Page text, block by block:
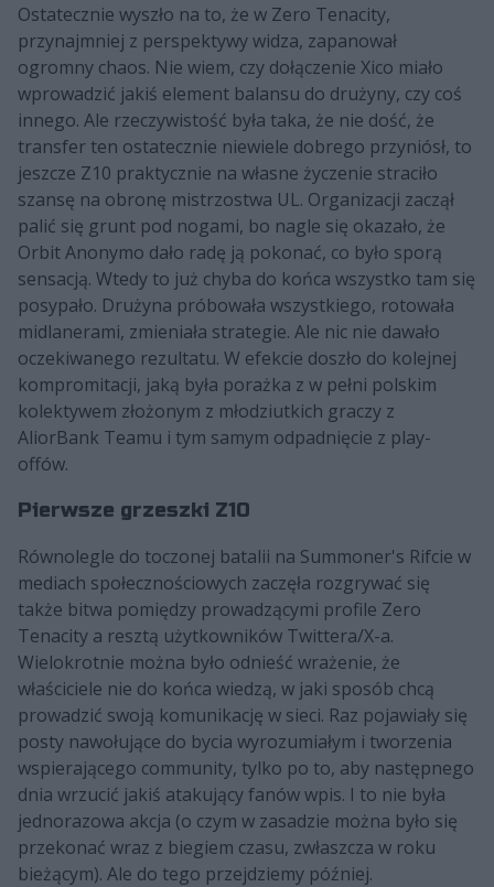
Ostatecznie wyszło na to, że w Zero Tenacity,
przynajmniej z perspektywy widza, zapanował
ogromny chaos. Nie wiem, czy dołączenie Xico miało
wprowadzić jakiś element balansu do drużyny, czy coś
innego. Ale rzeczywistość była taka, że nie dość, że
transfer ten ostatecznie niewiele dobrego przyniósł, to
jeszcze Z10 praktycznie na własne życzenie straciło
szansę na obronę mistrzostwa UL. Organizacji zaczął
palić się grunt pod nogami, bo nagle się okazało, że
Orbit Anonymo dało radę ją pokonać, co było sporą
sensacją. Wtedy to już chyba do końca wszystko tam się
posypało. Drużyna próbowała wszystkiego, rotowała
midlanerami, zmieniała strategie. Ale nic nie dawało
oczekiwanego rezultatu. W efekcie doszło do kolejnej
kompromitacji, jaką była porażka z w pełni polskim
kolektywem złożonym z młodziutkich graczy z
AliorBank Teamu i tym samym odpadnięcie z play-
offów.
Pierwsze grzeszki Z10
Równolegle do toczonej batalii na Summoner's Rifcie w
mediach społecznościowych zaczęła rozgrywać się
także bitwa pomiędzy prowadzącymi profile Zero
Tenacity a resztą użytkowników Twittera/X-a.
Wielokrotnie można było odnieść wrażenie, że
właściciele nie do końca wiedzą, w jaki sposób chcą
prowadzić swoją komunikację w sieci. Raz pojawiały się
posty nawołujące do bycia wyrozumiałym i tworzenia
wspierającego community, tylko po to, aby następnego
dnia wrzucić jakiś atakujący fanów wpis. I to nie była
jednorazowa akcja (o czym w zasadzie można było się
przekonać wraz z biegiem czasu, zwłaszcza w roku
bieżącym). Ale do tego przejdziemy później.